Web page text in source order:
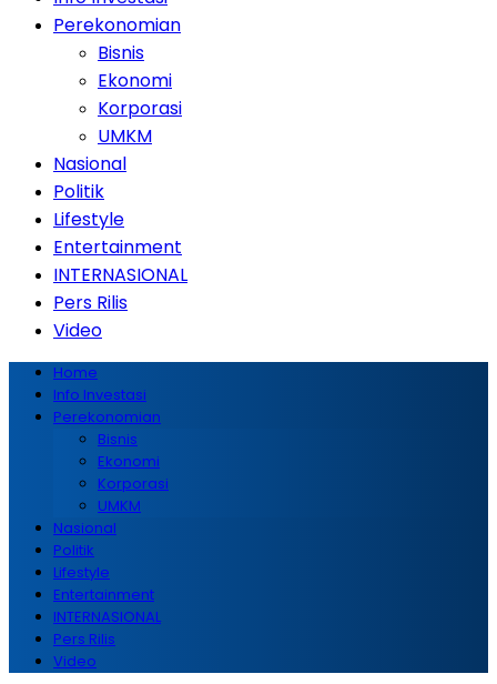
Perekonomian
Bisnis
Ekonomi
Korporasi
UMKM
Nasional
Politik
Lifestyle
Entertainment
INTERNASIONAL
Pers Rilis
Video
Home
Info Investasi
Perekonomian
Bisnis
Ekonomi
Korporasi
UMKM
Nasional
Politik
Lifestyle
Entertainment
INTERNASIONAL
Pers Rilis
Video